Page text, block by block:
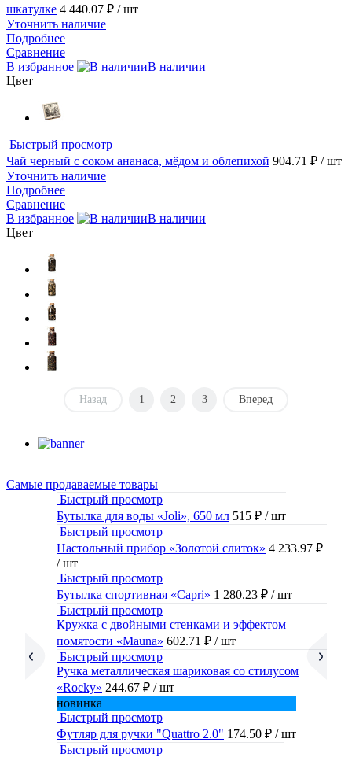
шкатулке 4 440.07 ₽ / шт
Уточнить наличие
Подробнее
Сравнение
В избранное
В наличии
Цвет
Быстрый просмотр
Чай черный с соком ананаса, мёдом и облепихой 904.71 ₽ / шт
Уточнить наличие
Подробнее
Сравнение
В избранное
В наличии
Цвет
Назад 1 2 3 Вперед
Самые продаваемые товары
Быстрый просмотр
Бутылка для воды «Joli», 650 мл 515 ₽ / шт
Быстрый просмотр
Настольный прибор «Золотой слиток» 4 233.97 ₽
/ шт
Быстрый просмотр
Бутылка спортивная «Capri» 1 280.23 ₽ / шт
Быстрый просмотр
Кружка с двойными стенками и эффектом
помятости «Mauna» 602.71 ₽ / шт
Быстрый просмотр
Ручка металлическая шариковая со стилусом
«Rocky» 244.67 ₽ / шт
новинка
Быстрый просмотр
Футляр для ручки "Quattro 2.0" 174.50 ₽ / шт
Быстрый просмотр